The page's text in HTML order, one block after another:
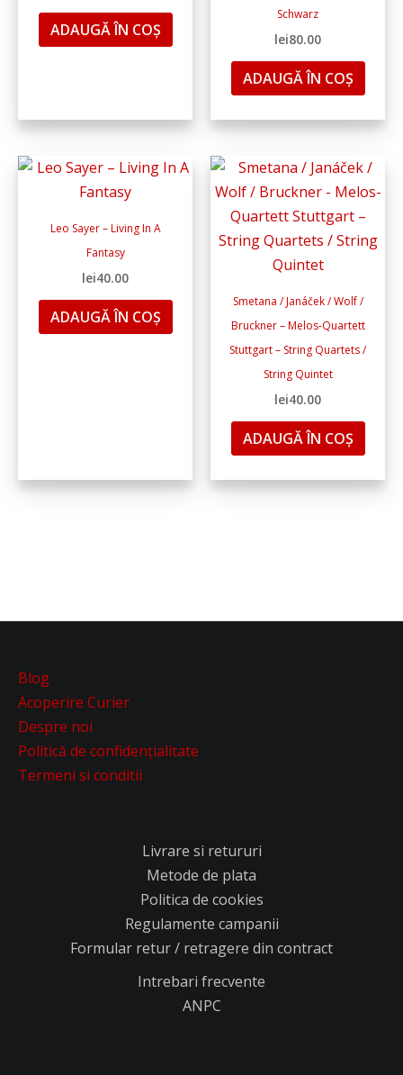
ADAUGĂ ÎN COȘ
Schwarz
lei80.00
ADAUGĂ ÎN COȘ
Leo Sayer – Living In A
Fantasy
lei40.00
ADAUGĂ ÎN COȘ
Smetana / Janáček / Wolf /
Bruckner – Melos-Quartett
Stuttgart – String Quartets /
String Quintet
lei40.00
ADAUGĂ ÎN COȘ
Blog
Acoperire Curier
Despre noi
Politică de confidențialitate
Termeni si conditii
Livrare si retururi
Metode de plata
Politica de cookies
Regulamente campanii
Formular retur / retragere din contract
Intrebari frecvente
ANPC